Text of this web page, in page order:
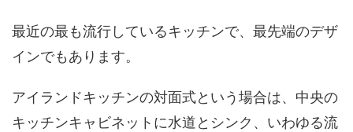
最近の最も流行しているキッチンで、最先端のデザ
インでもあります。
アイランドキッチンの対面式という場合は、中央の
キッチンキャビネットに水道とシンク、いわゆる流